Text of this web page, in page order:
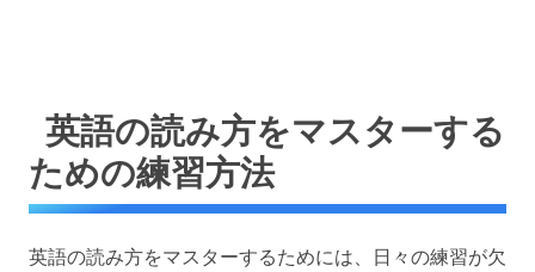
英語の読み方をマスターする
ための練習方法
英語の読み方をマスターするためには、日々の練習が欠